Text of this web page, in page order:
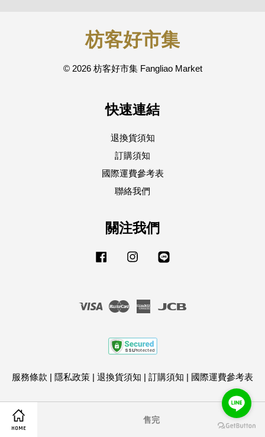
HOME
售完
枋客好市集
© 2026 枋客好市集 Fangliao Market
快速連結
退換貨須知
訂購須知
國際運費參考表
聯絡我們
關注我們
Facebook Instagram
Visa Master American
服務條款 | 隱私政策 | 退換貨須知 | 訂購須知 | 國際運費參考表